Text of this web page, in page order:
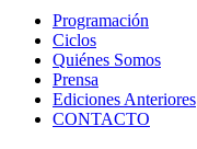
Programación
Ciclos
Quiénes Somos
Prensa
Ediciones Anteriores
CONTACTO